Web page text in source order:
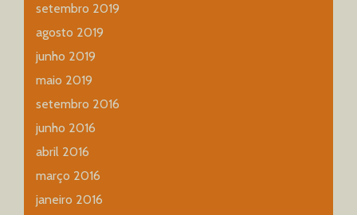
setembro 2019
agosto 2019
junho 2019
maio 2019
setembro 2016
junho 2016
abril 2016
março 2016
janeiro 2016